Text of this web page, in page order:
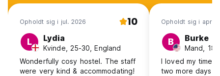
Opholdt sig i jul. 2026 10
L Lydia
Kvinde, 25-30, England
Wonderfully cosy hostel. The staff
were very kind & accommodating!
Opholdt sig i apr.
B Burke
Mand, 18-
I loved my time
two more days